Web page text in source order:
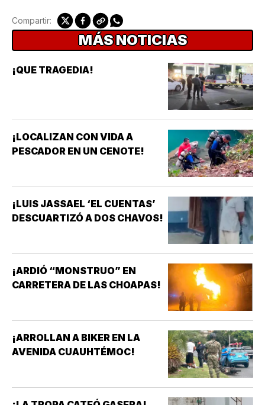
Compartir:
MÁS NOTICIAS
¡QUE TRAGEDIA!
¡LOCALIZAN CON VIDA A
PESCADOR EN UN CENOTE!
¡LUIS JASSAEL ‘EL CUENTAS’
DESCUARTIZÓ A DOS CHAVOS!
¡ARDIÓ “MONSTRUO” EN
CARRETERA DE LAS CHOAPAS!
¡ARROLLAN A BIKER EN LA
AVENIDA CUAUHTÉMOC!